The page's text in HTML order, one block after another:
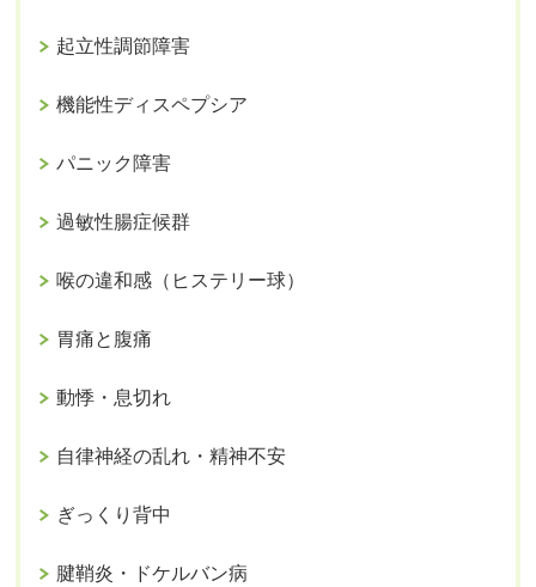
起立性調節障害
機能性ディスペプシア
パニック障害
過敏性腸症候群
喉の違和感（ヒステリー球）
胃痛と腹痛
動悸・息切れ
自律神経の乱れ・精神不安
ぎっくり背中
腱鞘炎・ドケルバン病